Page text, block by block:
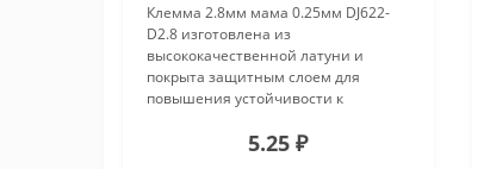
Клемма 2.8мм мама 0.25мм DJ622-
D2.8 изготовлена из
высококачественной латуни и
покрыта защитным слоем для
повышения устойчивости к
предназначен для надёжного
5.25 ₽